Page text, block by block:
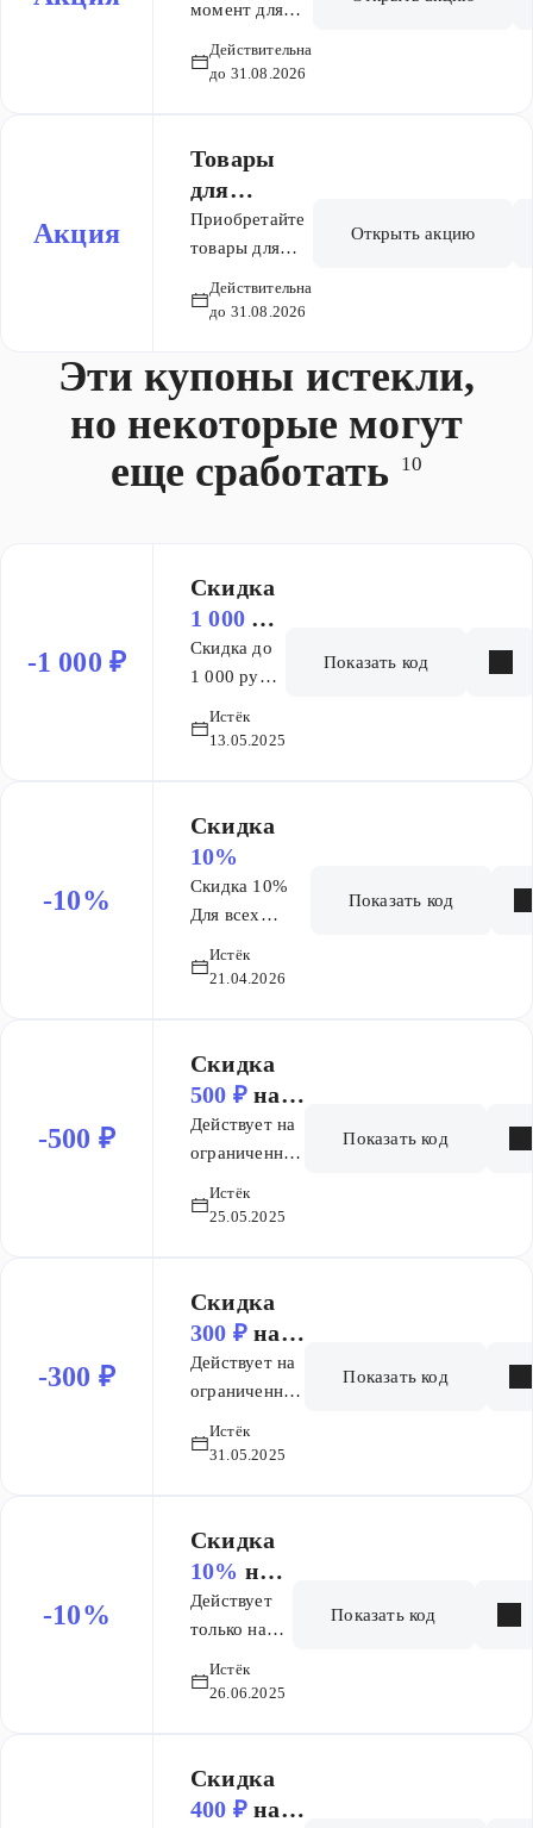
приобрете
ния
садовой
момент для
садовой
отобрали
газонокосилки
ваш газон
выглядел как с
журнала. 🏅
🏆 Элитный
класс:
Безупречные
Einhell. 👍
Рабочие
лошадки:
Выносливые
PATRIOT. 💖
временем
Champion. Все
модели в
наличии и
ждут своих
владельцев.
Действительна
до 31.08.2026
Акция
Товары
для
геймеров
Приобретайте
товары для
онлайн-
Действительна
до 31.08.2026
Открыть акцию
Эти купоны истекли,
но некоторые могут
еще сработать
10
-1 000 ₽
Скидка
1 000 ₽
на заказ
Скидка до
1 000 руб.
игрушки!
Истёк
13.05.2025
Показать код
-10%
Скидка
10%
Скидка 10%
Для всех
Без
покупок.
Суммируется
с другими
все товары из
Истёк
21.04.2026
Показать код
-500 ₽
Скидка
500 ₽на
заказ
Действует на
ограниченный
Истёк
25.05.2025
Показать код
-300 ₽
Скидка
300 ₽на
заказ
Действует на
ограниченный
Истёк
31.05.2025
Показать код
-10%
Скидка
10% на
заказ
Действует
только на
по ссылке
Истёк
26.06.2025
Показать код
Скидка
400 ₽на